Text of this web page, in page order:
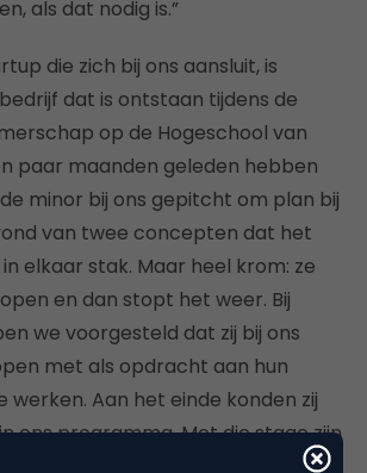
als dat nodig is.”
die zich bij ons aansluit, is
dat is ontstaan tijdens de
op de Hogeschool van
paar maanden geleden hebben
minor bij ons gepitcht om plan bij
van twee concepten dat het
elkaar stak. Maar heel krom: ze
en dan stopt het weer. Bij
we voorgesteld dat zij bij ons
met als opdracht aan hun
werken. Aan het einde konden zij
ons programma. Met die stage zijn
drie weken, begonnen. Tot nu